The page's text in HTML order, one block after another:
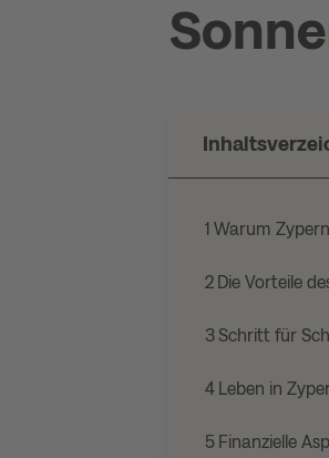
1 Warum
2 Die Vorteile
3 Schritt für
4 Leben in
5 Finanzielle